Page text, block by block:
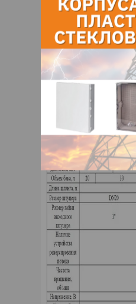
совместимых друг с
Технические